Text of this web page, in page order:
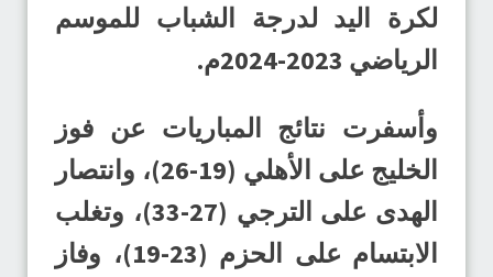
لكرة اليد لدرجة الشباب للموسم
الرياضي 2023-2024م.
وأسفرت نتائج المباريات عن فوز
الخليج على الأهلي (19-26)، وانتصار
الهدى على الترجي (27-33)، وتغلب
الابتسام على الحزم (23-19)، وفاز